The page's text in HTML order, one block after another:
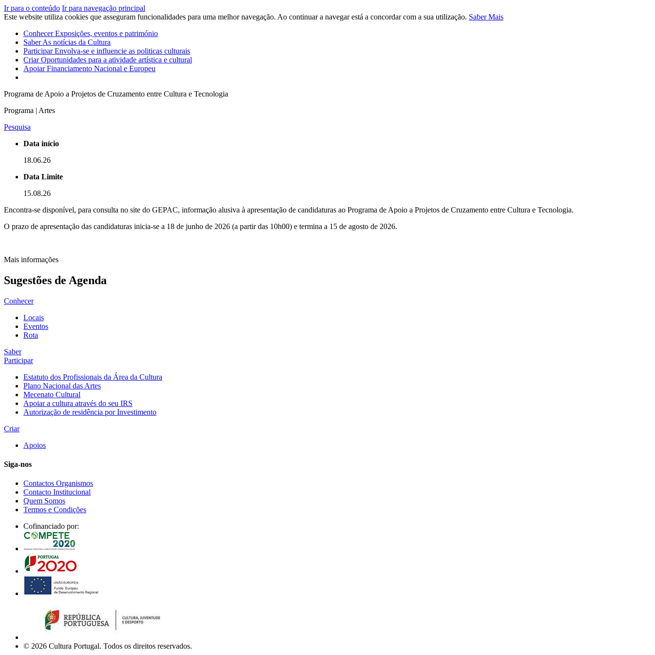
Ir para o conteúdo Ir para navegação principal
Este website utiliza cookies que asseguram funcionalidades para uma melhor navegação. Ao continuar a navegar está a concordar com a sua utilização. Saber Mais
ConhecerExposições, eventos e património
SaberAs notícias da Cultura
ParticiparEnvolva-se e influencie as politicas culturais
CriarOportunidades para a atividade artística e cultural
ApoiarFinanciamento Nacional e Europeu
Programa de Apoio a Projetos de Cruzamento entre Cultura e Tecnologia
Programa | Artes
Pesquisa
Data início
18.06.26
Data Limite
15.08.26
Encontra-se disponível, para consulta no site do GEPAC, informação alusiva à apresentação de candidaturas ao Programa de Apoio a Projetos de Cruzamento entre Cultura e Tecnologia.
O prazo de apresentação das candidaturas inicia-se a 18 de junho de 2026 (a partir das 10h00) e termina a 15 de agosto de 2026.
Mais informações
Sugestões de Agenda
Conhecer
Locais
Eventos
Rota
Saber
Participar
Estatuto dos Profissionais da Área da Cultura
Plano Nacional das Artes
Mecenato Cultural
Apoiar a cultura através do seu IRS
Autorização de residência por Investimento
Criar
Apoios
Siga-nos
Contactos Organismos
Contacto Institucional
Quem Somos
Termos e Condições
Cofinanciado por:
© 2026 Cultura Portugal. Todos os direitos reservados.